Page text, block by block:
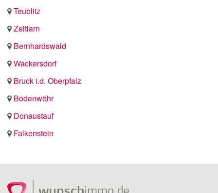
Teublitz
Zeitlarn
Bernhardswald
Wackersdorf
Bruck i.d. Oberpfalz
Bodenwöhr
Donaustauf
Falkenstein